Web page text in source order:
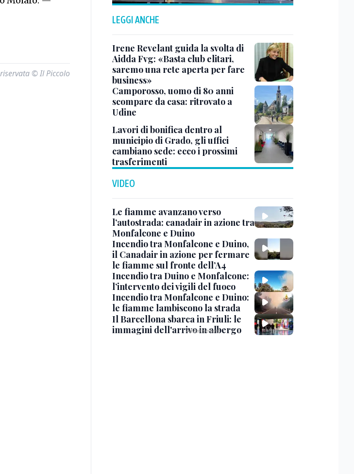
© Il Piccolo
LEGGI ANCHE
Irene Revelant guida la svolta di
Aidda Fvg: «Basta club elitari,
saremo una rete aperta per fare
business»
Camporosso, uomo di 80 anni
scompare da casa: ritrovato a
Udine
Lavori di bonifica dentro al
municipio di Grado, gli uffici
cambiano sede: ecco i prossimi
trasferimenti
VIDEO
Le fiamme avanzano verso
l’autostrada: canadair in azione tra
Monfalcone e Duino
Incendio tra Monfalcone e Duino,
il Canadair in azione per fermare
le fiamme sul fronte dell’A4
Incendio tra Duino e Monfalcone:
l’intervento dei vigili del fuoco
Incendio tra Monfalcone e Duino:
le fiamme lambiscono la strada
Il Barcellona sbarca in Friuli: le
immagini dell'arrivo in albergo